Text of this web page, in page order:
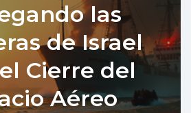
las
de Israel
Cierre del
Aéreo